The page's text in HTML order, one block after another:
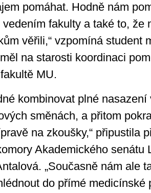
pomáhat. Hodně nám
fakulty a také to, že
věřili,“ vzpomíná student
na starosti koordinaci
MU.
kombinovat plné nasazení
směnách, a přitom
na zkoušky,“ připustila
Akademického senátu
„Současně nám ale
do přímé medicínské